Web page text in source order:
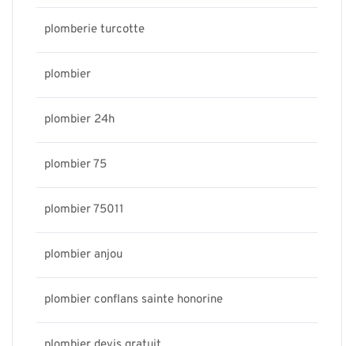
plomberie turcotte
plombier
plombier 24h
plombier 75
plombier 75011
plombier anjou
plombier conflans sainte honorine